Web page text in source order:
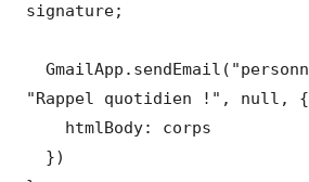
signature;
"Rappel quotidien !", null, {